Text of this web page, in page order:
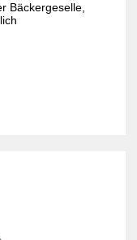
Bäckergeselle,